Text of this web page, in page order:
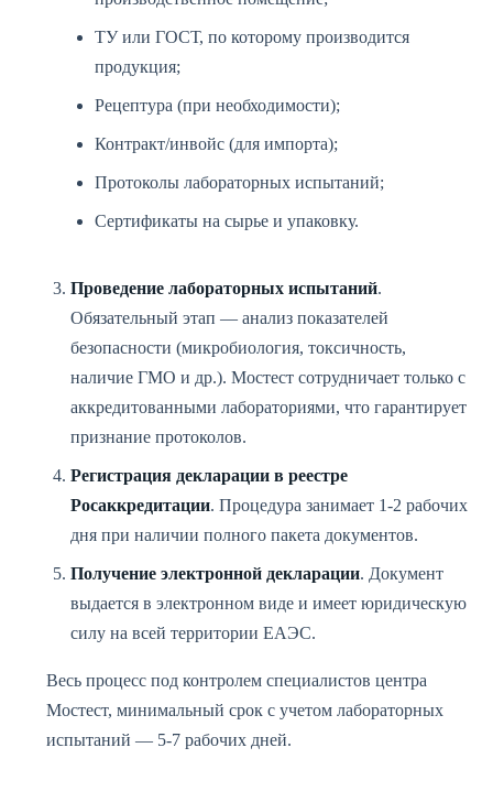
ТУ или ГОСТ, по которому производится
продукция;
Рецептура (при необходимости);
Контракт/инвойс (для импорта);
Протоколы лабораторных испытаний;
Сертификаты на сырье и упаковку.
Проведение лабораторных испытаний.
Обязательный этап — анализ показателей
безопасности (микробиология, токсичность,
наличие ГМО и др.). Мостест сотрудничает только с
аккредитованными лабораториями, что гарантирует
признание протоколов.
Регистрация декларации в реестре
Росаккредитации. Процедура занимает 1-2 рабочих
дня при наличии полного пакета документов.
Получение электронной декларации. Документ
выдается в электронном виде и имеет юридическую
силу на всей территории ЕАЭС.
Весь процесс под контролем специалистов центра
Мостест, минимальный срок с учетом лабораторных
испытаний — 5-7 рабочих дней.